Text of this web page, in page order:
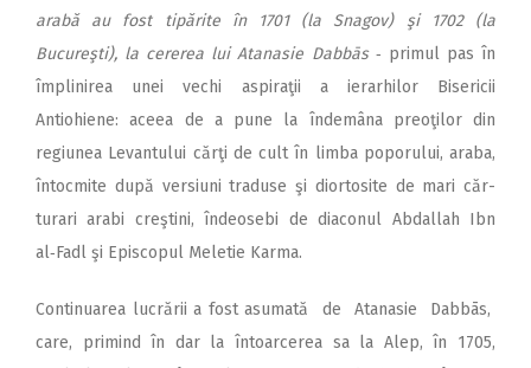
arabă au fost tipărite în 1701 (la Snagov) şi 1702 (la
Bucureşti), la cererea lui Atanasie Dabbās‑ primul pas în
împlinirea unei vechi aspiraţii a ierarhilor Bisericii
Antiohiene: aceea de a pune la îndemâna preoţilor din
regiunea Levantului cărţi de cult în limba poporului, araba,
întocmite după versiuni traduse şi diortosite de mari căr­
turari arabi creştini, îndeosebi de diaconul Abdallah Ibn
al‑Fadl şi Epis­copul Meletie Karma.
Continuarea lucrării a fost asumată de Atanasie Dabbās,
care, primind în dar la întoarce­rea sa la Alep, în 1705,